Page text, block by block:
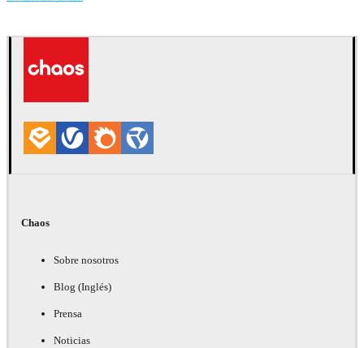
Chaos
Sobre nosotros
Blog (Inglés)
Prensa
Noticias